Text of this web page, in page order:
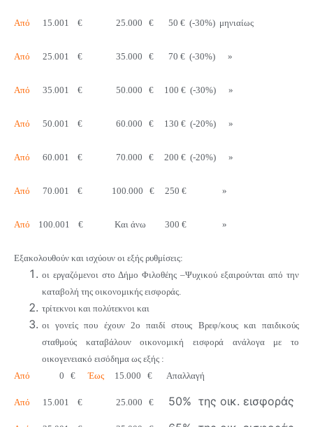
Από 15.001 € 25.000 € 50 € (-30%) μηνιαίως
Από 25.001 € 35.000 € 70 € (-30%) »
Από 35.001 € 50.000 € 100 € (-30%) »
Από 50.001 € 60.000 € 130 € (-20%) »
Από 60.001 € 70.000 € 200 € (-20%) »
Από 70.001 € 100.000 € 250 € »
Από 100.001 € Και άνω 300 € »
Εξακολουθούν και ισχύουν οι εξής ρυθμίσεις:
οι εργαζόμενοι στο Δήμο Φιλοθέης –Ψυχικού εξαιρούνται από την
καταβολή της οικονομικής εισφοράς.
τρίτεκνοι και πολύτεκνοι και
οι γονείς που έχουν 2ο παιδί στους Βρεφ/κους και παιδικούς
σταθμούς καταβάλουν οικονομική εισφορά ανάλογα με το
οικογενειακό εισόδημα ως εξής :
Από 0 €Έως 15.000 € Απαλλαγή
Από 15.001 € 25.000 € 50% της οικ. εισφοράς